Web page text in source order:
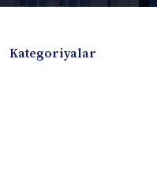
Kategoriyalar